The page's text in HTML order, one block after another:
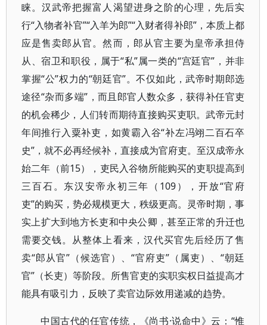
睐。汉武帝把握富人渴望进身之阶的心理，先后实
行“入物者补官”“入羊为郎”“入财者得补郎”，本质上都
应是售卖郎从官。然而，郎从官主要为皇帝承担侍
从、宿卫和职役，属于“私”属一类的“宫廷官”，并非
掌握“公”权力的“朝廷官”。不仅如此，武帝时期郎选
途径“杂而多端”，而且郎官人数众多，获得补任官吏
的机会稀少，人们转而期待直接购买吏职。武帝元封
年间推行入粟补吏，如黄霸入谷“补左冯翊二百石卒
史”，就不必再经候补，直接成为官府吏。至汉成帝永
始二年（前15），吏民入谷物所能购买的吏职提高到
三百石。东汉安帝永初三年（109），开放“官府
吏”的购买，势必规模更大，秩级更高。灵帝时期，事
实上扩大到地方长吏和中央公卿，甚至正常的升迁也
需要交钱。从整体上看来，汉代买官先后经历了售
卖“郎从官”（候选官）、“官府吏”（属吏）、“朝廷
官”（长吏）等阶段。所售官吏的实职实权日益提高才
能具有吸引力，反映了卖官边际效用递减的趋势。
中国古代的任官传统，《尚书·说命中》云：“惟